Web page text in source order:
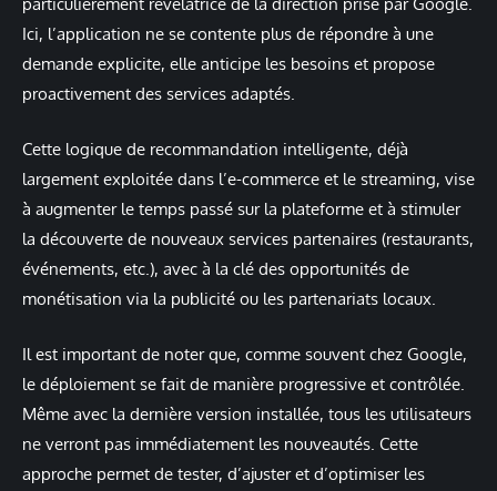
Ici, l’application ne se contente plus de répondre à une
demande explicite, elle anticipe les besoins et propose
proactivement des services adaptés.
Cette logique de recommandation intelligente, déjà
largement exploitée dans l’e-commerce et le streaming, vise
à augmenter le temps passé sur la plateforme et à stimuler
la découverte de nouveaux services partenaires (restaurants,
événements, etc.), avec à la clé des opportunités de
monétisation via la publicité ou les partenariats locaux.
Il est important de noter que, comme souvent chez Google,
le déploiement se fait de manière progressive et contrôlée.
Même avec la dernière version installée, tous les utilisateurs
ne verront pas immédiatement les nouveautés. Cette
approche permet de tester, d’ajuster et d’optimiser les